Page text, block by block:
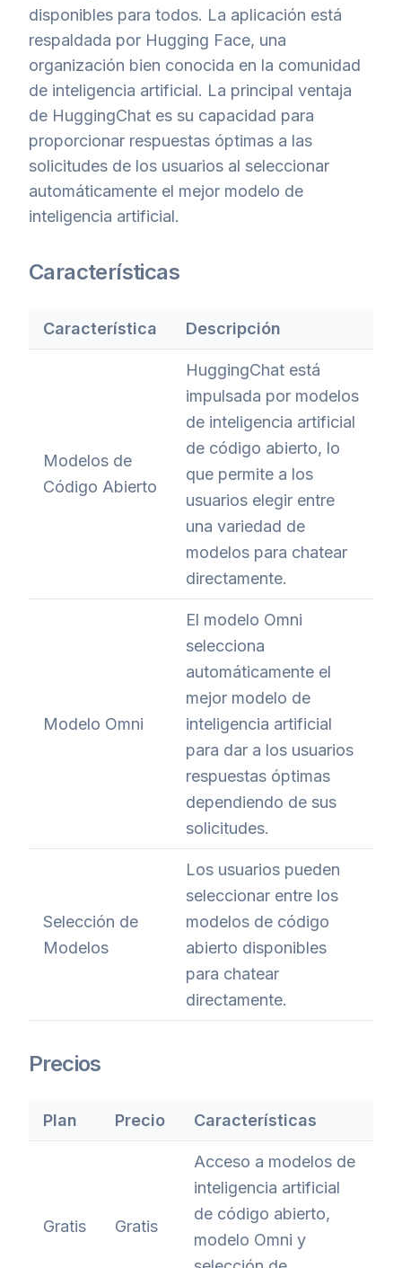
disponibles para todos. La aplicación está
respaldada por Hugging Face, una
organización bien conocida en la comunidad
de inteligencia artificial. La principal ventaja
de HuggingChat es su capacidad para
proporcionar respuestas óptimas a las
solicitudes de los usuarios al seleccionar
automáticamente el mejor modelo de
inteligencia artificial.
Características
Característica Descripción
Modelos de
Código Abierto
HuggingChat está
impulsada por modelos
de inteligencia artificial
de código abierto, lo
que permite a los
usuarios elegir entre
una variedad de
modelos para chatear
directamente.
Modelo Omni
El modelo Omni
selecciona
automáticamente el
mejor modelo de
inteligencia artificial
para dar a los usuarios
respuestas óptimas
dependiendo de sus
solicitudes.
Selección de
Modelos
Los usuarios pueden
seleccionar entre los
modelos de código
abierto disponibles
para chatear
directamente.
Precios
Plan Precio Características
Gratis Gratis
Acceso a modelos de
inteligencia artificial
de código abierto,
modelo Omni y